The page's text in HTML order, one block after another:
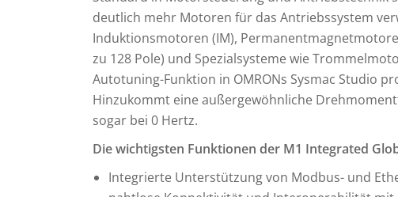
deutlich mehr Motoren für das Antriebssystem
Induktionsmotoren (IM),
zu 128 Pole) und Spezialsysteme wie
Autotuning-Funktion in OMRONs Sysmac Studio
Hinzukommt eine außergewöhnliche
sogar bei 0 Hertz.
Die wichtigsten Funktionen der M1 Integrated
Integrierte Unterstützung von Modbus- und